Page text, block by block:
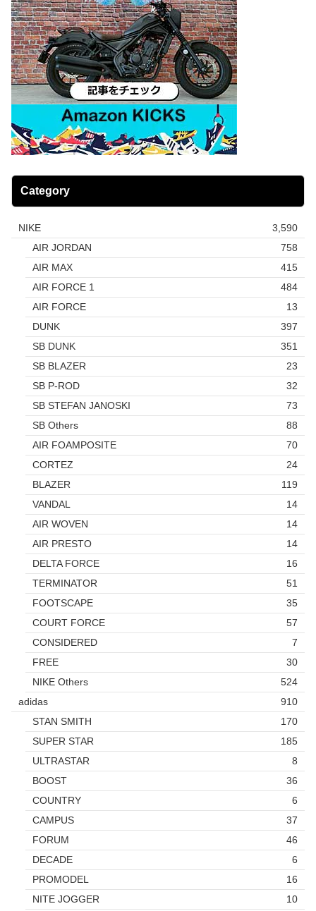
Category
NIKE
3,590
AIR JORDAN
758
AIR MAX
415
AIR FORCE 1
484
AIR FORCE
13
DUNK
397
SB DUNK
351
SB BLAZER
23
SB P-ROD
32
SB STEFAN JANOSKI
73
SB Others
88
AIR FOAMPOSITE
70
CORTEZ
24
BLAZER
119
VANDAL
14
AIR WOVEN
14
AIR PRESTO
14
DELTA FORCE
16
TERMINATOR
51
FOOTSCAPE
35
COURT FORCE
57
CONSIDERED
7
FREE
30
NIKE Others
524
adidas
910
STAN SMITH
170
SUPER STAR
185
ULTRASTAR
8
BOOST
36
COUNTRY
6
CAMPUS
37
FORUM
46
DECADE
6
PROMODEL
16
NITE JOGGER
10